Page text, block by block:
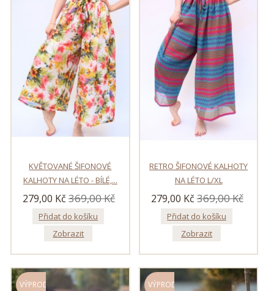
KVĚTOVANÉ ŠIFONOVÉ
KALHOTY NA LÉTO - BÍLÉ,...
279,00 Kč 369,00 Kč
Přidat do košíku
Zobrazit
RETRO ŠIFONOVÉ KALHOTY
NA LÉTO L/XL
279,00 Kč 369,00 Kč
Přidat do košíku
Zobrazit
VÝPRODEJ! VÝPRODEJ!